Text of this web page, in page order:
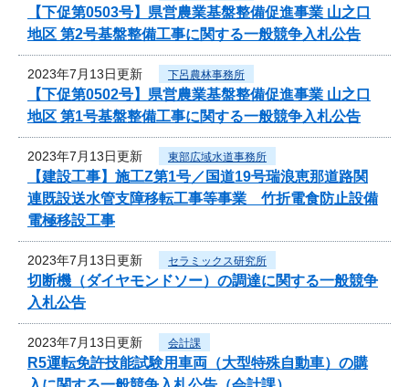
【下促第0503号】県営農業基盤整備促進事業 山之口
地区 第2号基盤整備工事に関する一般競争入札公告
2023年7月13日更新 下呂農林事務所
【下促第0502号】県営農業基盤整備促進事業 山之口
地区 第1号基盤整備工事に関する一般競争入札公告
2023年7月13日更新 東部広域水道事務所
【建設工事】施工Z第1号／国道19号瑞浪恵那道路関
連既設送水管支障移転工事等事業 竹折電食防止設備
電極移設工事
2023年7月13日更新 セラミックス研究所
切断機（ダイヤモンドソー）の調達に関する一般競争
入札公告
2023年7月13日更新 会計課
R5運転免許技能試験用車両（大型特殊自動車）の購